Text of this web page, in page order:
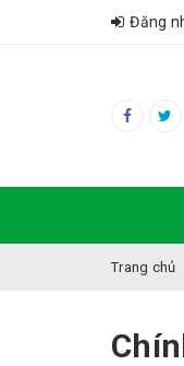
Đăng
Trang chủ